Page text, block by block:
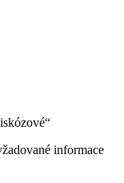
informace